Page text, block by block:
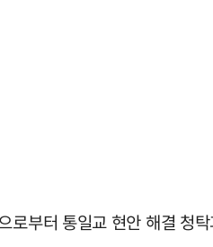
부터 통일교 현안 해결 청